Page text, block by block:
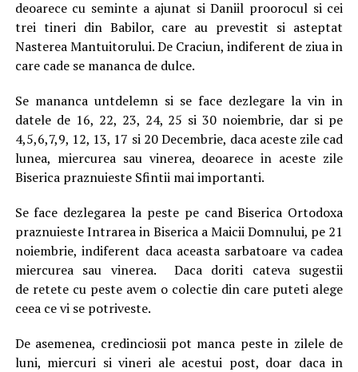
deoarece cu seminte a ajunat si Daniil proorocul si cei
trei tineri din Babilor, care au prevestit si asteptat
Nasterea Mantuitorului. De Craciun, indiferent de ziua in
care cade se mananca de dulce.
Se mananca untdelemn si se face dezlegare la vin in
datele de 16, 22, 23, 24, 25 si 30 noiembrie, dar si pe
4,5,6,7,9, 12, 13, 17 si 20 Decembrie, daca aceste zile cad
lunea, miercurea sau vinerea, deoarece in aceste zile
Biserica praznuieste Sfintii mai importanti.
Se face dezlegarea la peste pe cand Biserica Ortodoxa
praznuieste Intrarea in Biserica a Maicii Domnului, pe 21
noiembrie, indiferent daca aceasta sarbatoare va cadea
miercurea sau vinerea. Daca doriti cateva sugestii
de retete cu peste avem o colectie din care puteti alege
ceea ce vi se potriveste.
De asemenea, credinciosii pot manca peste in zilele de
luni, miercuri si vineri ale acestui post, doar daca in